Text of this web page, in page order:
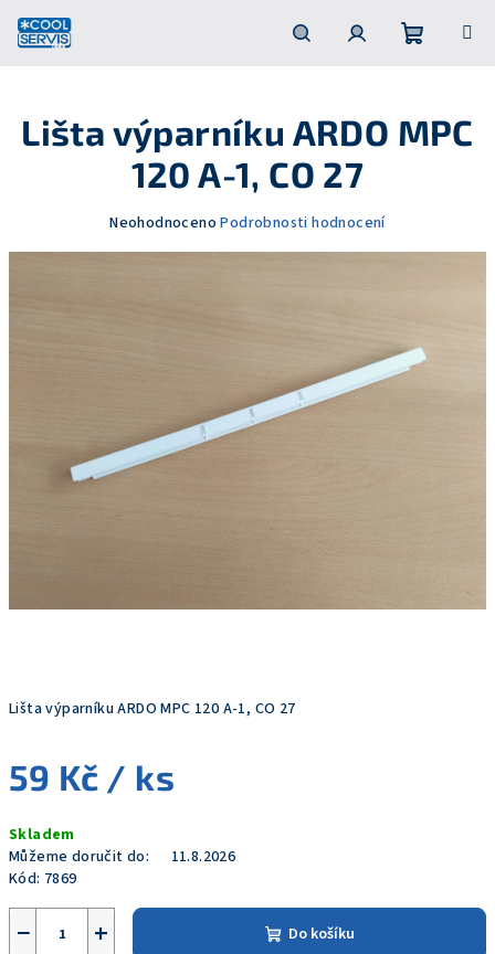
obsah
košík
Lišta výparníku ARDO MPC 120 A-1, CO 27
59 Kč / ks
cena:
Skladem
Můžeme doručit do:
11.8.2026
Kód: 7869
+
− Do košíku
Lišta výparníku ARDO MPC
120 A-1, CO 27
Průměrné
produktu
Neohodnoceno Podrobnosti hodnocení